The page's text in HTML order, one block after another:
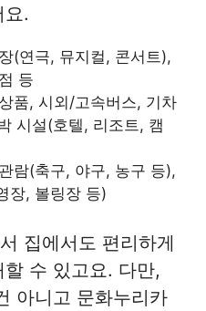
.
(연극, 뮤지컬, 콘서트),
등
품, 시외/고속버스, 기차
시설(호텔, 리조트, 캠
람(축구, 야구, 농구 등),
장, 볼링장 등)
집에서도 편리하게
수 있고요. 다만,
아니고 문화누리카